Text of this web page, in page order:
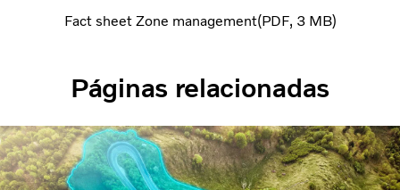
Fact sheet Zone management PDF 3 MB
Páginas relacionadas